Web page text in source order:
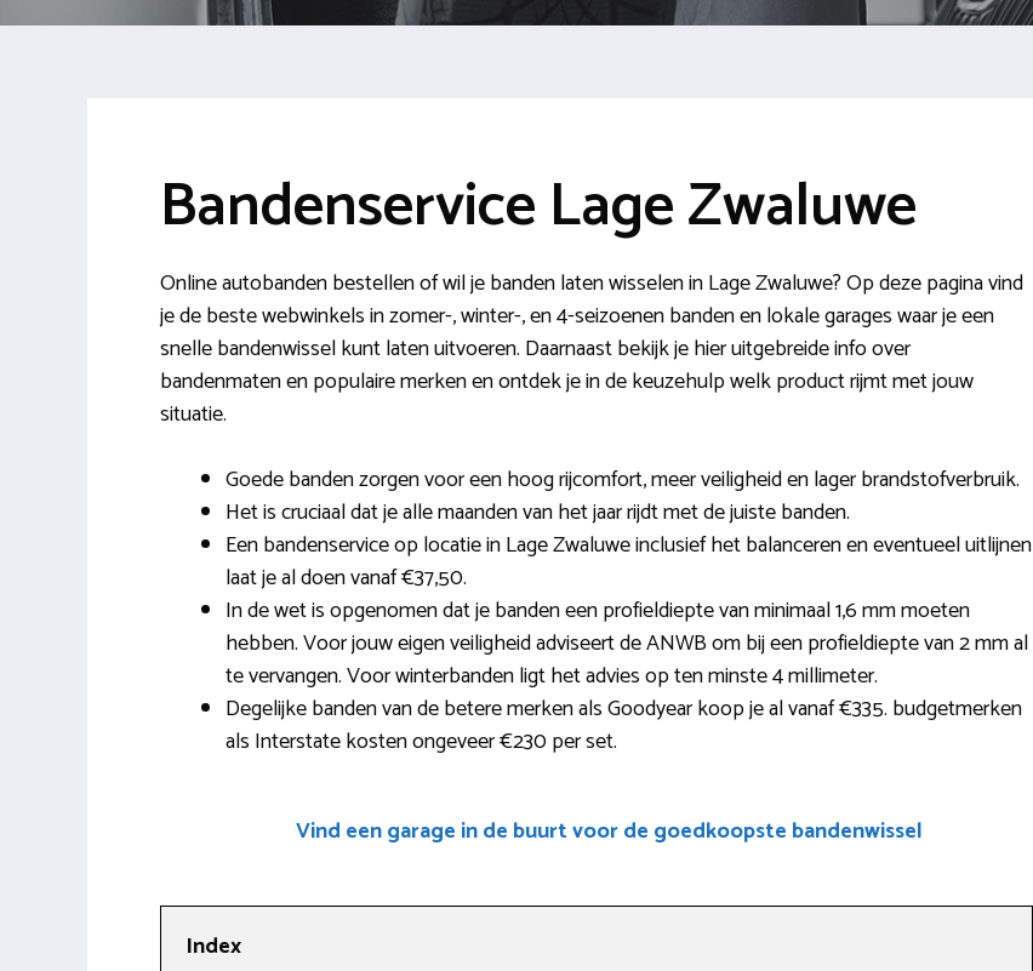
Bandenservice Lage Zwaluwe
Online autobanden bestellen of wil je banden laten wisselen in Lage Zwaluwe? Op deze pagina vind
je de beste webwinkels in zomer-, winter-, en 4-seizoenen banden en lokale garages waar je een
snelle bandenwissel kunt laten uitvoeren. Daarnaast bekijk je hier uitgebreide info over
bandenmaten en populaire merken en ontdek je in de keuzehulp welk product rijmt met jouw
situatie.
Goede banden zorgen voor een hoog rijcomfort, meer veiligheid en lager brandstofverbruik.
Het is cruciaal dat je alle maanden van het jaar rijdt met de juiste banden.
Een bandenservice op locatie in Lage Zwaluwe inclusief het balanceren en eventueel uitlijnen
laat je al doen vanaf €37,50.
In de wet is opgenomen dat je banden een profieldiepte van minimaal 1,6 mm moeten
hebben. Voor jouw eigen veiligheid adviseert de ANWB om bij een profieldiepte van 2 mm al
te vervangen. Voor winterbanden ligt het advies op ten minste 4 millimeter.
Degelijke banden van de betere merken als Goodyear koop je al vanaf €335. budgetmerken
als Interstate kosten ongeveer €230 per set.
Vind een garage in de buurt voor de goedkoopste bandenwissel
Index